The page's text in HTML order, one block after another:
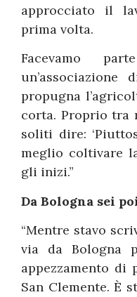
approcciato il
prima volta.
Facevamo
propugna
corta. Proprio tra
soliti dire:
meglio coltivare
gli inizi.”
Da Bologna sei
“Mentre stavo
via da Bologna
appezzamento
San Clemente. È